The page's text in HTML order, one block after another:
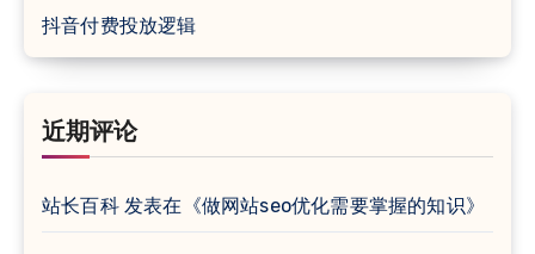
抖音付费投放逻辑
近期评论
站长百科发表在《做网站seo优化需要掌握的知识》